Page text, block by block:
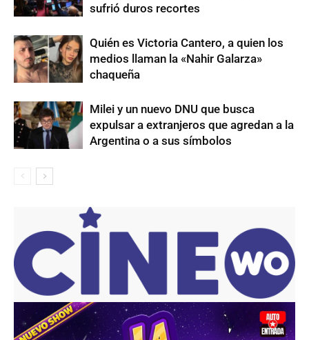
sufrió duros recortes
Quién es Victoria Cantero, a quien los
medios llaman la «Nahir Galarza»
chaqueña
Milei y un nuevo DNU que busca
expulsar a extranjeros que agredan a la
Argentina o a sus símbolos